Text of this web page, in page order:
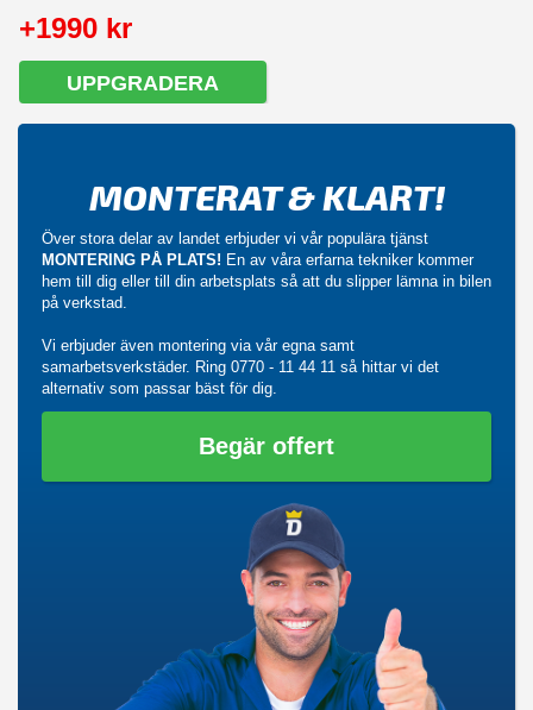
+1990 kr
UPPGRADERA
MONTERAT & KLART!
Över stora delar av landet erbjuder vi vår populära tjänst
MONTERING PÅ PLATS! En av våra erfarna tekniker kommer
hem till dig eller till din arbetsplats så att du slipper lämna in bilen
på verkstad.
Vi erbjuder även montering via vår egna samt
samarbetsverkstäder. Ring 0770 - 11 44 11 så hittar vi det
alternativ som passar bäst för dig.
Begär offert